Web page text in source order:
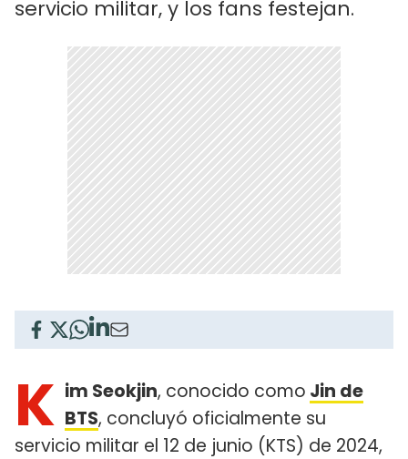
servicio militar, y los fans festejan.
K im Seokjin, conocido como Jin de
BTS, concluyó oficialmente su
servicio militar el 12 de junio (KTS) de 2024,